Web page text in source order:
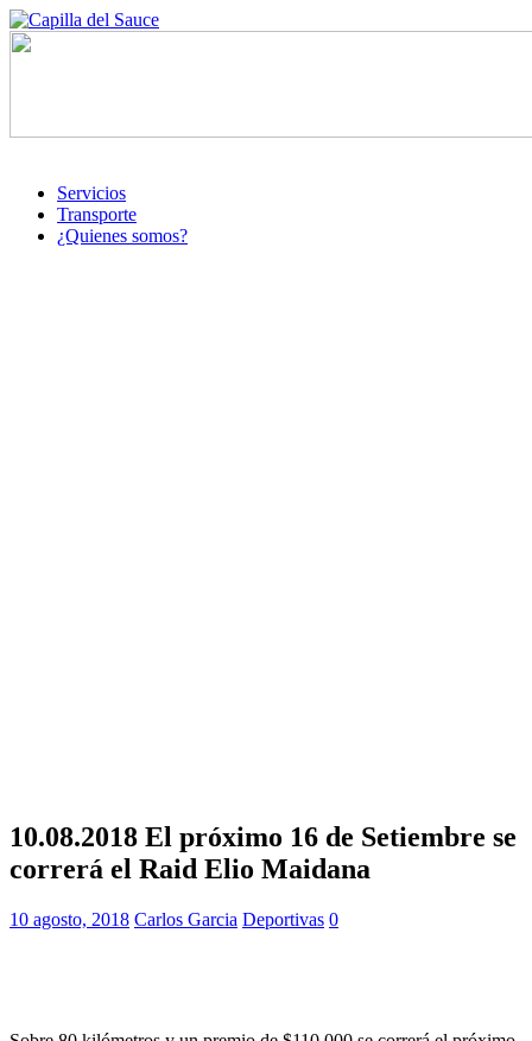
Servicios
Transporte
¿Quienes somos?
10.08.2018 El próximo 16 de Setiembre se
correrá el Raid Elio Maidana
10 agosto, 2018 Carlos Garcia Deportivas 0